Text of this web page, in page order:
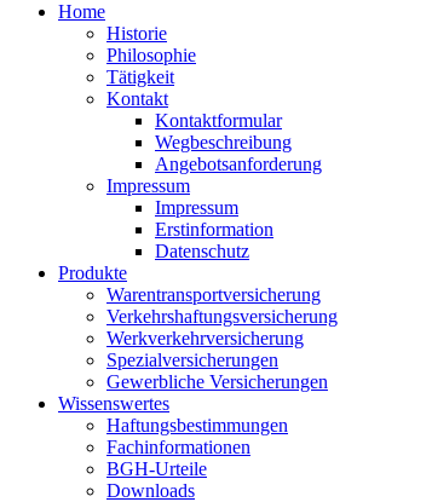
Home
Historie
Philosophie
Tätigkeit
Kontakt
Kontaktformular
Wegbeschreibung
Angebotsanforderung
Impressum
Impressum
Erstinformation
Datenschutz
Produkte
Warentransportversicherung
Verkehrshaftungsversicherung
Werkverkehrversicherung
Spezialversicherungen
Gewerbliche Versicherungen
Wissenswertes
Haftungsbestimmungen
Fachinformationen
BGH-Urteile
Downloads